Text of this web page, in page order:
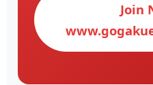
Join